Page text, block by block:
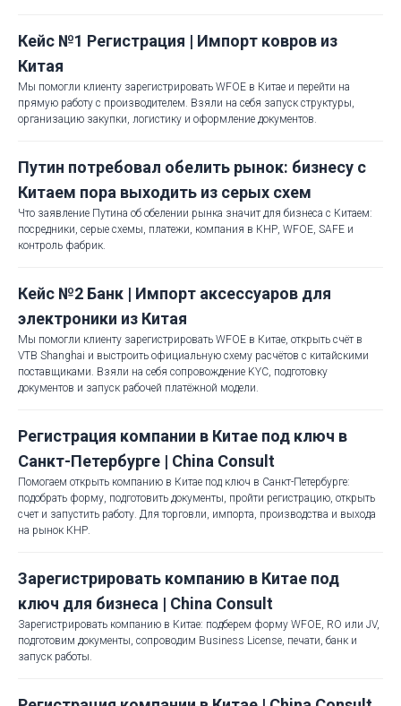
Кейс №1 Регистрация | Импорт ковров из
Китая
Мы помогли клиенту зарегистрировать WFOE в Китае и перейти на
прямую работу с производителем. Взяли на себя запуск структуры,
организацию закупки, логистику и оформление документов.
Путин потребовал обелить рынок: бизнесу с
Китаем пора выходить из серых схем
Что заявление Путина об обелении рынка значит для бизнеса с Китаем:
посредники, серые схемы, платежи, компания в КНР, WFOE, SAFE и
контроль фабрик.
Кейс №2 Банк | Импорт аксессуаров для
электроники из Китая
Мы помогли клиенту зарегистрировать WFOE в Китае, открыть счёт в
VTB Shanghai и выстроить официальную схему расчётов с китайскими
поставщиками. Взяли на себя сопровождение KYC, подготовку
документов и запуск рабочей платёжной модели.
Регистрация компании в Китае под ключ в
Санкт-Петербурге | China Consult
Помогаем открыть компанию в Китае под ключ в Санкт-Петербурге:
подобрать форму, подготовить документы, пройти регистрацию, открыть
счет и запустить работу. Для торговли, импорта, производства и выхода
на рынок КНР.
Зарегистрировать компанию в Китае под
ключ для бизнеса | China Consult
Зарегистрировать компанию в Китае: подберем форму WFOE, RO или JV,
подготовим документы, сопроводим Business License, печати, банк и
запуск работы.